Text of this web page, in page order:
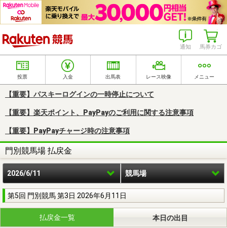
馬券カゴ
通知
投票 入金 出馬表 レース映像 メニュー
【重要】パスキーログインの一時停止について
【重要】楽天ポイント、PayPayのご利用に関する注意事項
【重要】PayPayチャージ時の注意事項
門別競馬場 払戻金
2026/6/11 競馬場
第5回 門別競馬 第3日 2026年6月11日
払戻金一覧 本日の出目